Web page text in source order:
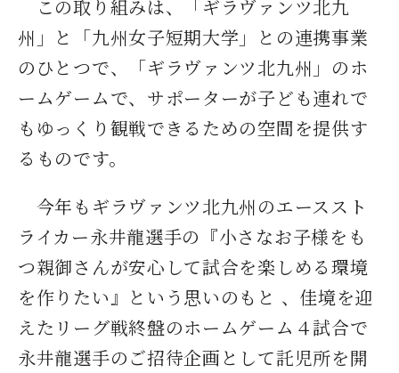
地域教育実践研究センター
教員検索
出前授業（高校生向け）
よくある質問
大規模災害により被災した本入学への特別措置
この取り組みは、「ギラヴァンツ北九
州」と「九州女子短期大学」との連携事業
のひとつで、「ギラヴァンツ北九州」のホ
ームゲームで、サポーターが子ども連れで
もゆっくり観戦できるための空間を提供す
るものです。
今年もギラヴァンツ北九州のエーススト
ライカー永井龍選手の『小さなお子様をも
つ親御さんが安心して試合を楽しめる環境
を作りたい』という思いのもと 、佳境を迎
えたリーグ戦終盤のホームゲーム４試合で
永井龍選手のご招待企画 として託児所を開